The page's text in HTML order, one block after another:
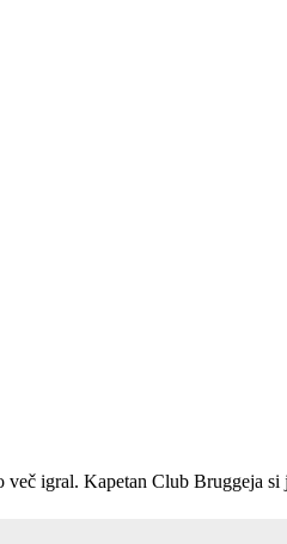
igral. Kapetan Club Bruggeja si